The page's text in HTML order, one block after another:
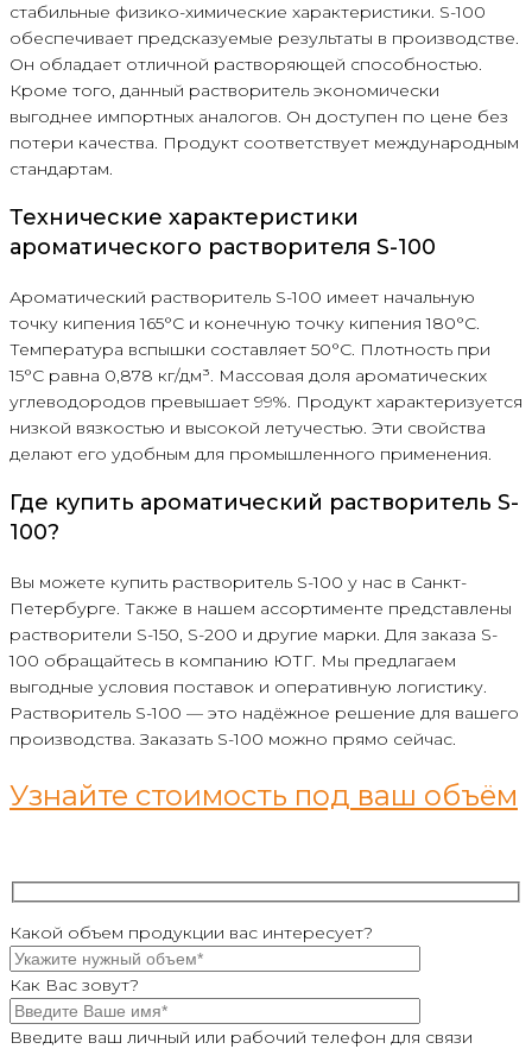
стабильные физико-химические характеристики. S-100
обеспечивает предсказуемые результаты в производстве.
Он обладает отличной растворяющей способностью.
Кроме того, данный растворитель экономически
выгоднее импортных аналогов. Он доступен по цене без
потери качества. Продукт соответствует международным
стандартам.
Технические характеристики
ароматического растворителя S-100
Ароматический растворитель S-100 имеет начальную
точку кипения 165°С и конечную точку кипения 180°С.
Температура вспышки составляет 50°С. Плотность при
15°С равна 0,878 кг/дм³. Массовая доля ароматических
углеводородов превышает 99%. Продукт характеризуется
низкой вязкостью и высокой летучестью. Эти свойства
делают его удобным для промышленного применения.
Где купить ароматический растворитель S-
100?
Вы можете купить растворитель S-100 у нас в Санкт-
Петербурге. Также в нашем ассортименте представлены
растворители S-150, S-200 и другие марки. Для заказа S-
100 обращайтесь в компанию ЮТГ. Мы предлагаем
выгодные условия поставок и оперативную логистику.
Растворитель S-100 — это надёжное решение для вашего
производства. Заказать S-100 можно прямо сейчас.
Узнайте стоимость под ваш объём
Какой объем продукции вас интересует?
Как Вас зовут?
Введите ваш личный или рабочий телефон для связи